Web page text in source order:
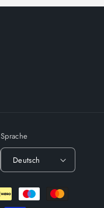
Sprache
Deutsch